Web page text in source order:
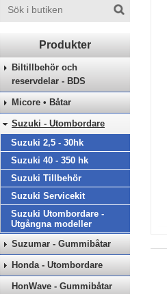
Biltillbehör och
reservdelar - BDS
Micore • Båtar
Suzuki - Utombordare
Suzuki 2,5 - 30hk
Suzuki 40 - 350 hk
Suzuki Tillbehör
Suzuki Servicekit
Suzuki Utombordare -
Utgångna modeller
Suzumar - Gummibåtar
Honda - Utombordare
HonWave - Gummibåtar